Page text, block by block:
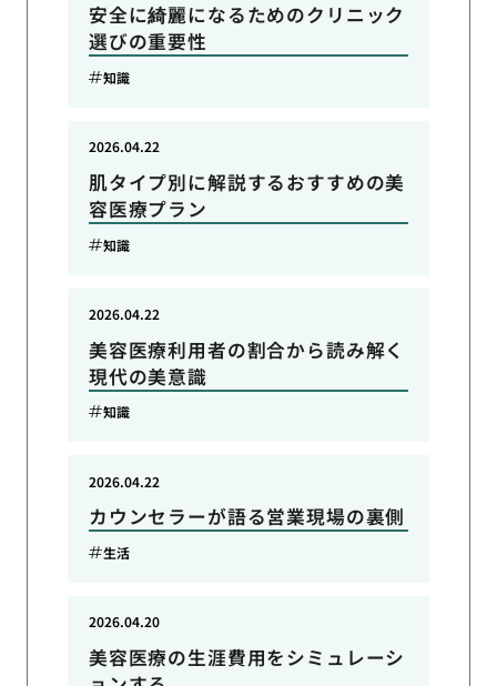
安全に綺麗になるためのクリニック
選びの重要性
知識
肌タイプ別に解説するおすすめの美
容医療プラン
2026.04.22
知識
美容医療利用者の割合から読み解く
現代の美意識
2026.04.22
知識
カウンセラーが語る営業現場の裏側
2026.04.22
生活
美容医療の生涯費用をシミュレーシ
2026.04.20